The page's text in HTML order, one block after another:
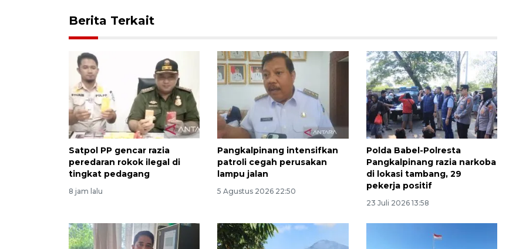
Berita Terkait
Satpol PP gencar razia
peredaran rokok ilegal di
tingkat pedagang
8 jam lalu
Pangkalpinang intensifkan
patroli cegah perusakan
lampu jalan
5 Agustus 2026 22:50
Polda Babel-Polresta
Pangkalpinang razia narkoba
di lokasi tambang, 29
pekerja positif
23 Juli 2026 13:58